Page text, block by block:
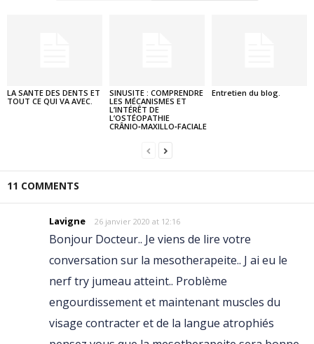
LA SANTE DES DENTS ET
TOUT CE QUI VA AVEC.
SINUSITE : COMPRENDRE
LES MÉCANISMES ET
L’INTÉRÊT DE
L’OSTÉOPATHIE
CRÂNIO‑MAXILLO‑FACIALE
Entretien du blog.
11 COMMENTS
Lavigne 26 janvier 2020 at 12:16
Bonjour Docteur.. Je viens de lire votre
conversation sur la mesotherapeite.. J ai eu le
nerf try jumeau atteint.. Problème
engourdissement et maintenant muscles du
visage contracter et de la langue atrophiés